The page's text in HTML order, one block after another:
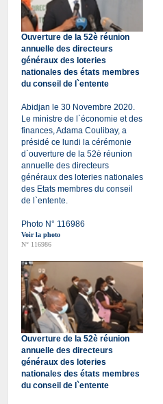
Ouverture de la 52è réunion
annuelle des directeurs
généraux des loteries
nationales des états membres
du conseil de l`entente
Abidjan le 30 Novembre 2020.
Le ministre de l`économie et des
finances, Adama Coulibay, a
présidé ce lundi la cérémonie
d`ouverture de la 52è réunion
annuelle des directeurs
généraux des loteries nationales
des Etats membres du conseil
de l`entente.
Photo N° 116986
Voir la photo
N° 116986
Ouverture de la 52è réunion
annuelle des directeurs
généraux des loteries
nationales des états membres
du conseil de l`entente